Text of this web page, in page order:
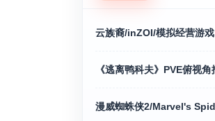
云族裔/inZOI/模拟经营游戏